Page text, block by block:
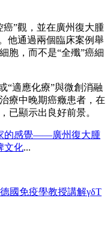
”觀，並在廣州復大腫
他通過兩個臨床案例舉
胞，而不是“全殲”癌細
適應化療”與微創消融
療中晚期癌癥患者，在
已顯示出良好前景。
的感覺——廣州復大腫
文化...
國免疫學教授講解γδT